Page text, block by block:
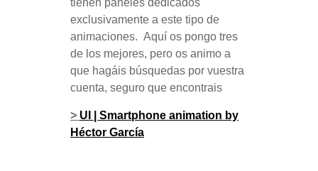
tienen paneles dedicados
exclusivamente a este tipo de
animaciones. Aquí os pongo tres
de los mejores, pero os animo a
que hagáis búsquedas por vuestra
cuenta, seguro que encontrais
> UI | Smartphone animation by
Héctor García